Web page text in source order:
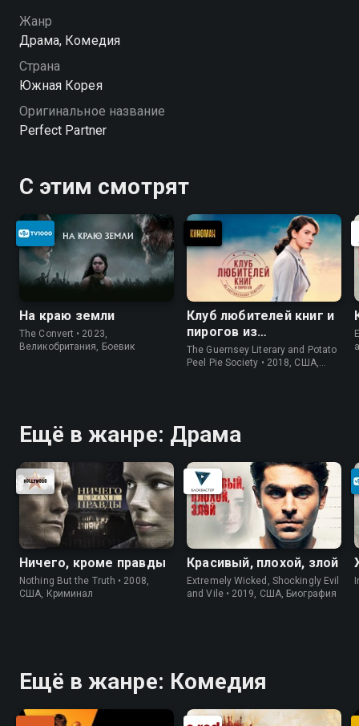
Посмотреть онлайн 1 сезон сериала Хороший
партнёр вы можете совершенно бесплатно в
хорошем HD качестве на Смотрёшке
Жанр
Драма, Комедия
Страна
Южная Корея
Оригинальное название
Perfect Partner
С этим смотрят
На краю земли
The Convert • 2023,
Великобритания, Боевик
Клуб любителей книг и
пирогов из
картофельных
очистков
The Guernsey Literary and Potato
Peel Pie Society • 2018, США,
Ещё в жанре: Драма
Ничего, кроме правды
Nothing But the Truth • 2008,
США, Криминал
Красивый, плохой, злой
Extremely Wicked, Shockingly Evil
and Vile • 2019, США, Биография
Ещё в жанре: Комедия